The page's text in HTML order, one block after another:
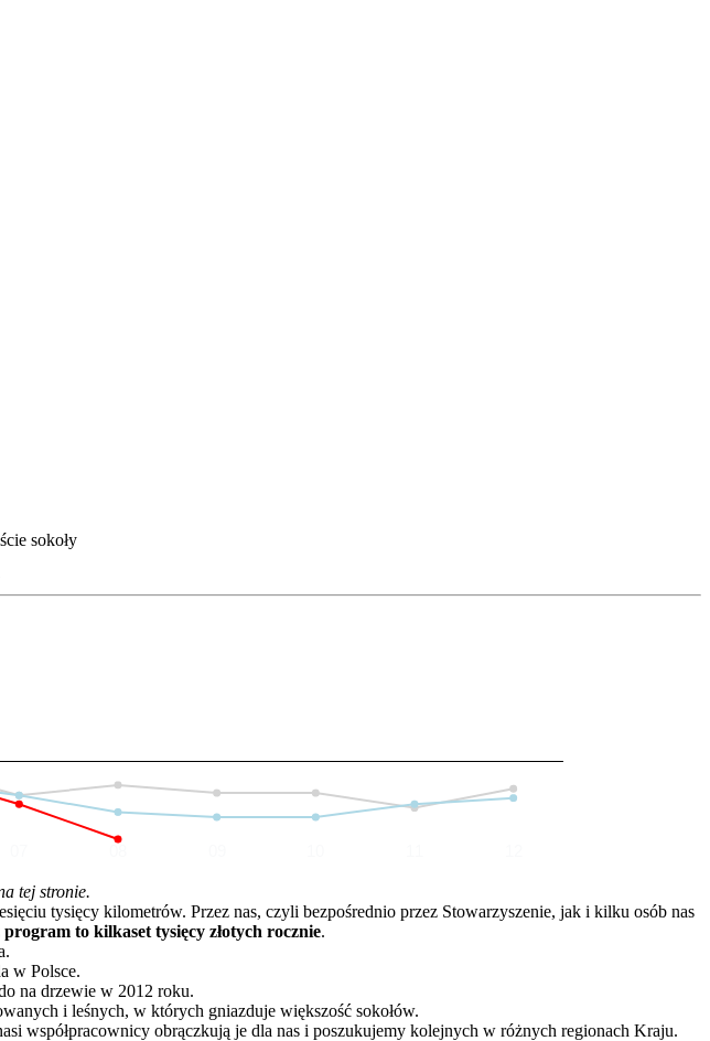
sokoły
tej stronie.
tysięcy kilometrów. Przez nas, czyli bezpośrednio przez Stowarzyszenie, jak i kilku osób nas
program to kilkaset tysięcy złotych rocznie.
w Polsce.
na drzewie w 2012 roku.
i leśnych, w których gniazduje większość sokołów.
współpracownicy obrączkują je dla nas i poszukujemy kolejnych w różnych regionach Kraju.